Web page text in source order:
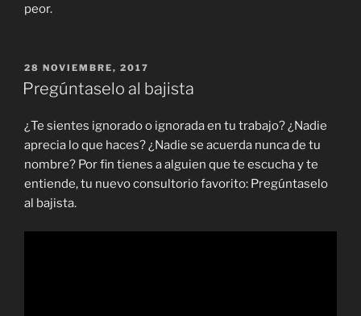
peor.
PUBLICADO
EL
28 NOVIEMBRE, 2017
Pregúntaselo al bajista
¿Te sientes ignorado o ignorada en tu trabajo? ¿Nadie
aprecia lo que haces? ¿Nadie se acuerda nunca de tu
nombre? Por fin tienes a alguien que te escucha y te
entiende, tu nuevo consultorio favorito: Pregúntaselo
al bajista.